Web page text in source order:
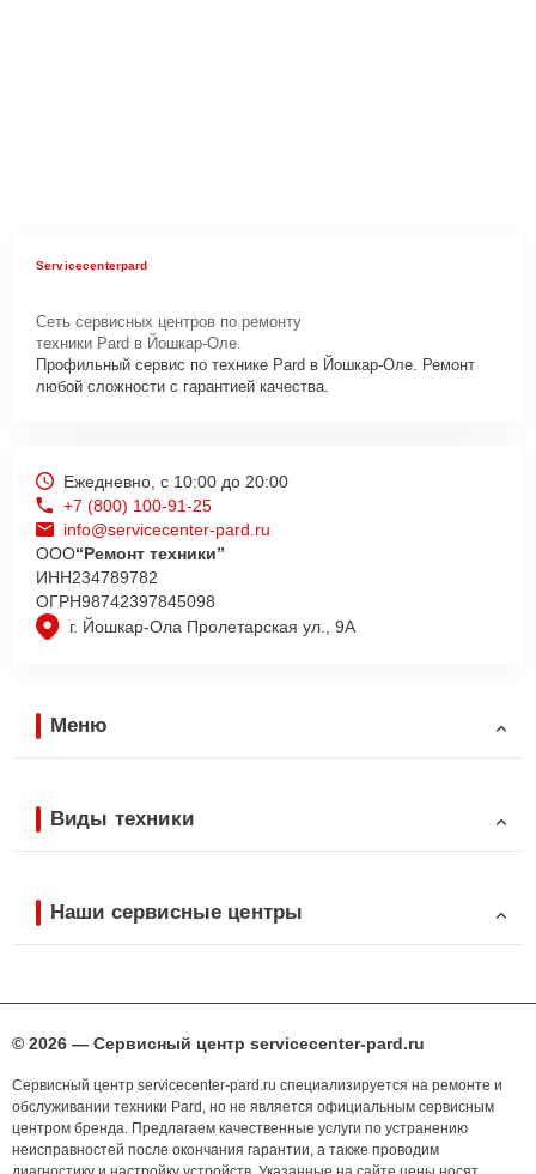
Servicecenterpard
Сеть сервисных центров по ремонту
техники Pard в Йошкар-Оле.
Профильный сервис по технике Pard в Йошкар-Оле. Ремонт
любой сложности с гарантией качества.
г. Йошкар-Ола Пролетарская ул., 9А
Ежедневно, с 10:00 до 20:00
+7 (800) 100-91-25
info@servicecenter-pard.ru
ООО“Ремонт техники”
ИНН234789782
ОГРН98742397845098
Меню
Виды техники
Наши сервисные центры
© 2026 — Сервисный центр servicecenter-pard.ru
Сервисный центр servicecenter-pard.ru специализируется на ремонте и
обслуживании техники Pard, но не является официальным сервисным
центром бренда. Предлагаем качественные услуги по устранению
неисправностей после окончания гарантии, а также проводим